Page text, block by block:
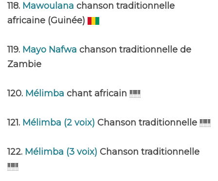
118. Mawoulana chanson traditionnelle
africaine (Guinée)
119. Mayo Nafwa chanson traditionnelle de
Zambie
120. Mélimba chant africain
121. Mélimba (2 voix) Chanson traditionnelle
122. Mélimba (3 voix) Chanson traditionnelle